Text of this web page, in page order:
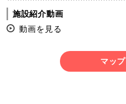
施設紹介動画
動画を見る
マップ